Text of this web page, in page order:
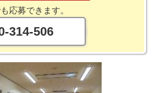
応募できます。
314-506